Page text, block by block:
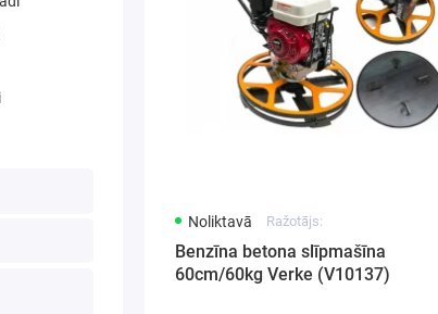
Noliktavā Ražotājs:
Benzīna betona slīpmašīna
60cm/60kg Verke (V10137)